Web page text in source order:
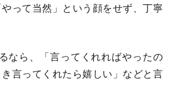
って当然」という顔をせず、丁寧
なら、「言ってくれればやったの
言ってくれたら嬉しい」などと言